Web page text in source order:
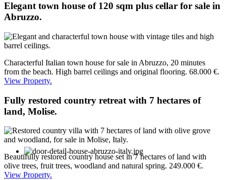
Elegant town house of 120 sqm plus cellar for sale in
Abruzzo.
Characterful Italian town house for sale in Abruzzo, 20 minutes
from the beach. High barrel ceilings and original flooring. 68.000 €.
View Property.
Fully restored country retreat with 7 hectares of
land, Molise.
Beautifully restored country house set in 7 hectares of land with
olive trees, fruit trees, woodland and natural spring. 249.000 €.
View Property.